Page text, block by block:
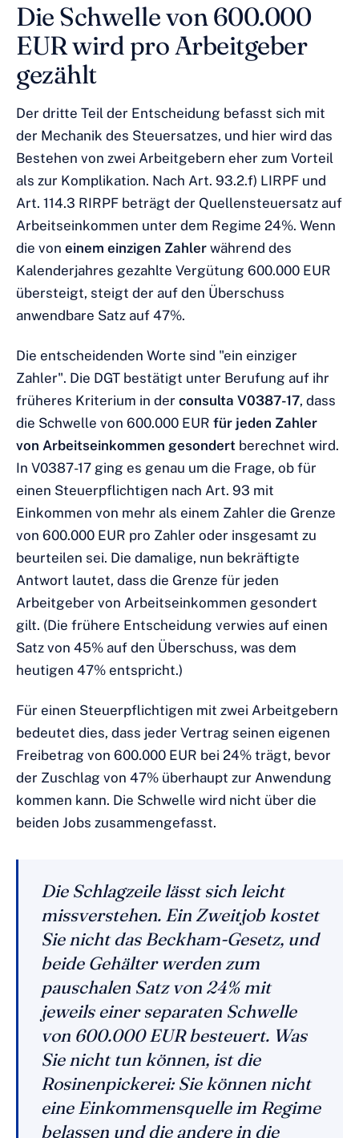
Die Schwelle von 600.000
EUR wird pro Arbeitgeber
gezählt
Der dritte Teil der Entscheidung befasst sich mit
der Mechanik des Steuersatzes, und hier wird das
Bestehen von zwei Arbeitgebern eher zum Vorteil
als zur Komplikation. Nach Art. 93.2.f) LIRPF und
Art. 114.3 RIRPF beträgt der Quellensteuersatz auf
Arbeitseinkommen unter dem Regime 24%. Wenn
die von einem einzigen Zahler während des
Kalenderjahres gezahlte Vergütung 600.000 EUR
übersteigt, steigt der auf den Überschuss
anwendbare Satz auf 47%.
Die entscheidenden Worte sind "ein einziger
Zahler". Die DGT bestätigt unter Berufung auf ihr
früheres Kriterium in der consulta V0387-17, dass
die Schwelle von 600.000 EUR für jeden Zahler
von Arbeitseinkommen gesondert berechnet wird.
In V0387-17 ging es genau um die Frage, ob für
einen Steuerpflichtigen nach Art. 93 mit
Einkommen von mehr als einem Zahler die Grenze
von 600.000 EUR pro Zahler oder insgesamt zu
beurteilen sei. Die damalige, nun bekräftigte
Antwort lautet, dass die Grenze für jeden
Arbeitgeber von Arbeitseinkommen gesondert
gilt. (Die frühere Entscheidung verwies auf einen
Satz von 45% auf den Überschuss, was dem
heutigen 47% entspricht.)
Für einen Steuerpflichtigen mit zwei Arbeitgebern
bedeutet dies, dass jeder Vertrag seinen eigenen
Freibetrag von 600.000 EUR bei 24% trägt, bevor
der Zuschlag von 47% überhaupt zur Anwendung
kommen kann. Die Schwelle wird nicht über die
beiden Jobs zusammengefasst.
Die Schlagzeile lässt sich leicht
missverstehen. Ein Zweitjob kostet
Sie nicht das Beckham-Gesetz, und
beide Gehälter werden zum
pauschalen Satz von 24% mit
jeweils einer separaten Schwelle
von 600.000 EUR besteuert. Was
Sie nicht tun können, ist die
Rosinenpickerei: Sie können nicht
eine Einkommensquelle im Regime
belassen und die andere in die